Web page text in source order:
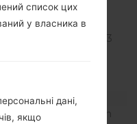
LCD ємнісний
екран
x 800 пікселів (~233
кольорів
Li-Ion 1500 mAh
список цих
у власника в
дані,
якщо